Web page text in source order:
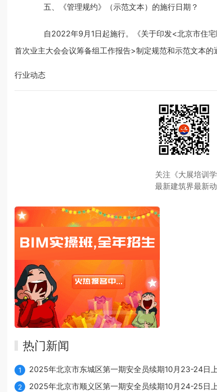
五、《管理规约》（示范文本）的施行日期？
自2022年9月1日起施行。《关于印发<北京市住宅
首次业主大会会议筹备组工作报告>制定规范和示范文本
行业动态
关注《大展培训
最新建筑界最新
热门新闻
1 2025年北京市东城区第一期安全员续期10月23-24日
2 2025年北京市顺义区第一期安全员续期10月24-25日